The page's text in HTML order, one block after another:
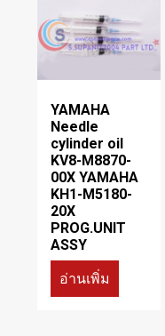
YAMAHA
Needle
cylinder oil
KV8-M8870-
00X YAMAHA
KH1-M5180-
20X
PROG.UNIT
ASSY
อ่านเพิ่ม